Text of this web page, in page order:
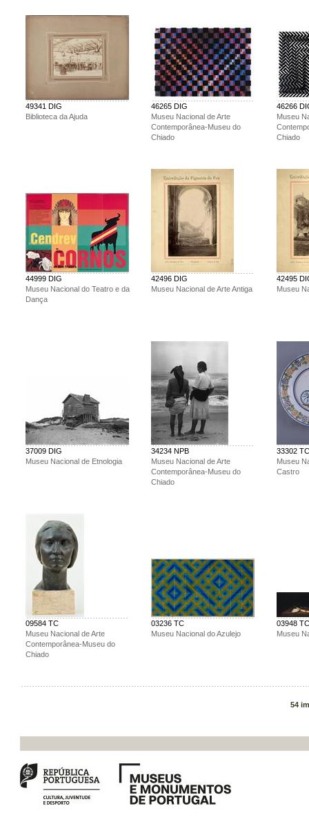
49341 DIG
Biblioteca da Ajuda
46265 DIG
Museu Nacional de Arte
Contemporânea-Museu do
Chiado
46266
Museu
Chiado
44999 DIG
Museu Nacional do Teatro e da
Dança
42496 DIG
Museu Nacional de Arte Antiga
42495
Museu
37009 DIG
Museu Nacional de Etnologia
34234 NPB
Museu Nacional de Arte
Contemporânea-Museu do
Chiado
33302 TC
Museu
Castro
09584 TC
Museu Nacional de Arte
Contemporânea-Museu do
Chiado
03236 TC
Museu Nacional do Azulejo
03948 TC
Museu
54